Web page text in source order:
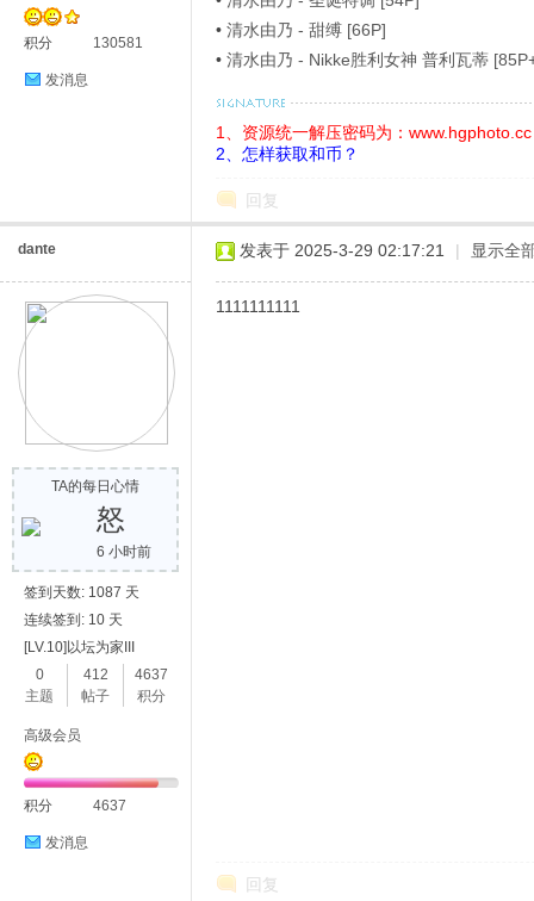
积分 130581
发消息
• 清水由乃 - 甜缚 [66P]
• 清水由乃 - Nikke胜利女神 普利瓦蒂
1、资源统一解压密码为：www.hgphoto.cc
2、怎样获取和币？
回复
dante
TA的每日心情
怒
6 小时前
签到天数: 1087 天
连续签到: 10 天
[LV.10]以坛为家III
0
主题
412
帖子
4637
积分
高级会员
积分 4637
发消息
发表于 2025-3-29 02:17:21 | 显示全
1111111111
回复